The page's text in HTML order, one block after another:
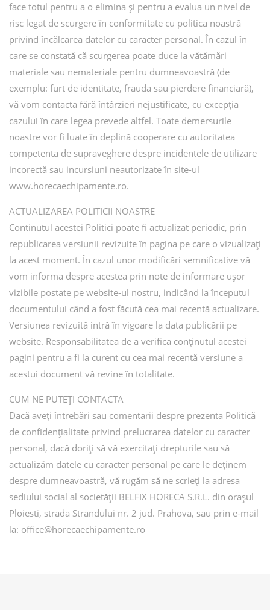
face totul pentru a o elimina și pentru a evalua un nivel de
risc legat de scurgere în conformitate cu politica noastră
privind încălcarea datelor cu caracter personal. În cazul în
care se constată că scurgerea poate duce la vătămări
materiale sau nemateriale pentru dumneavoastră (de
exemplu: furt de identitate, frauda sau pierdere financiară),
vă vom contacta fără întârzieri nejustificate, cu excepția
cazului în care legea prevede altfel. Toate demersurile
noastre vor fi luate în deplină cooperare cu autoritatea
competenta de supraveghere despre incidentele de utilizare
incorectă sau incursiuni neautorizate în site-ul
www.horecaechipamente.ro.
ACTUALIZAREA POLITICII NOASTRE
Continutul acestei Politici poate fi actualizat periodic, prin
republicarea versiunii revizuite în pagina pe care o vizualizați
la acest moment. În cazul unor modificări semnificative vă
vom informa despre acestea prin note de informare ușor
vizibile postate pe website-ul nostru, indicând la începutul
documentului când a fost făcută cea mai recentă actualizare.
Versiunea revizuită intră în vigoare la data publicării pe
website. Responsabilitatea de a verifica conținutul acestei
pagini pentru a fi la curent cu cea mai recentă versiune a
acestui document vă revine în totalitate.
CUM NE PUTEȚI CONTACTA
Dacă aveți întrebări sau comentarii despre prezenta Politică
de confidențialitate privind prelucrarea datelor cu caracter
personal, dacă doriți să vă exercitați drepturile sau să
actualizăm datele cu caracter personal pe care le deținem
despre dumneavoastră, vă rugăm să ne scrieți la adresa
sediului social al societății BELFIX HORECA S.R.L. din orașul
Ploiesti, strada Strandului nr. 2 jud. Prahova, sau prin e-mail
la: office@horecaechipamente.ro